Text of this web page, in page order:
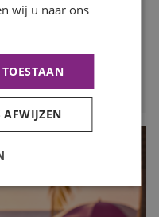
lees je waarom
kan maken.
wij u naar ons
AFWIJZEN